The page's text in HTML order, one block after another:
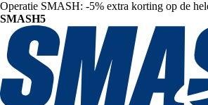
Operatie SMASH: -5% extra korting op de
SMASH5